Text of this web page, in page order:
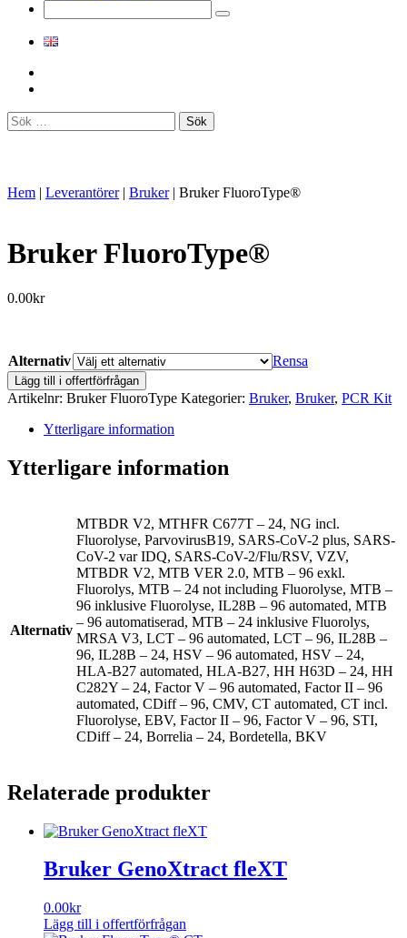
Sök
efter:
Hem | Leverantörer | Bruker | Bruker FluoroType®
Bruker FluoroType®
0.00kr
Alternativ
Rensa
Bruker
FluoroType®
Lägg till i offertförfrågan
Artikelnr: Bruker FluoroType Kategorier: Bruker, Bruker, PCR Kit
Ytterligare information
Ytterligare information
Alternativ
MTBDR V2, MTHFR C677T – 24, NG incl.
Fluorolyse, ParvovirusB19, SARS-CoV-2 plus, SARS-
CoV-2 var IDQ, SARS-CoV-2/Flu/RSV, VZV,
MTBDR V2, MTB VER 2.0, MTB – 96 exkl.
Fluorolys, MTB – 24 not including Fluorolyse, MTB –
96 inklusive Fluorolyse, IL28B – 96 automated, MTB
– 96 automatiserad, MTB – 24 inklusive Fluorolys,
MRSA V3, LCT – 96 automated, LCT – 96, IL28B –
96, IL28B – 24, HSV – 96 automated, HSV – 24,
HLA-B27 automated, HLA-B27, HH H63D – 24, HH
C282Y – 24, Factor V – 96 automated, Factor II – 96
automated, CDiff – 96, CMV, CT automated, CT incl.
Fluorolyse, EBV, Factor II – 96, Factor V – 96, STI,
CDiff – 24, Borrelia – 24, Bordetella, BKV
Relaterade produkter
Bruker GenoXtract fleXT
0.00kr
Lägg till i offertförfrågan